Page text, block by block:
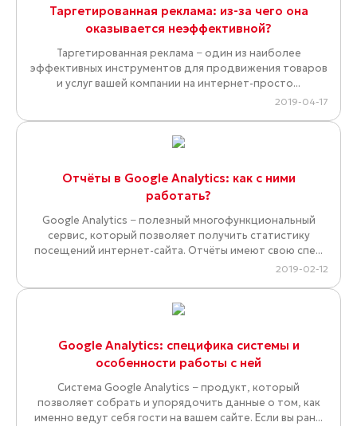
Таргетированная реклама: из-за чего она
оказывается неэффективной?
Таргетированная реклама − один из наиболее
эффективных инструментов для продвижения товаров
и услуг вашей компании на интернет-просто...
2019-04-17
Отчёты в Google Analytics: как с ними
работать?
Google Analytics − полезный многофункциональный
сервис, который позволяет получить статистику
посещений интернет-сайта. Отчёты имеют свою спе...
2019-02-12
Google Analytics: специфика системы и
особенности работы с ней
Система Google Analytics − продукт, который
позволяет собрать и упорядочить данные о том, как
именно ведут себя гости на вашем сайте. Если вы ран...